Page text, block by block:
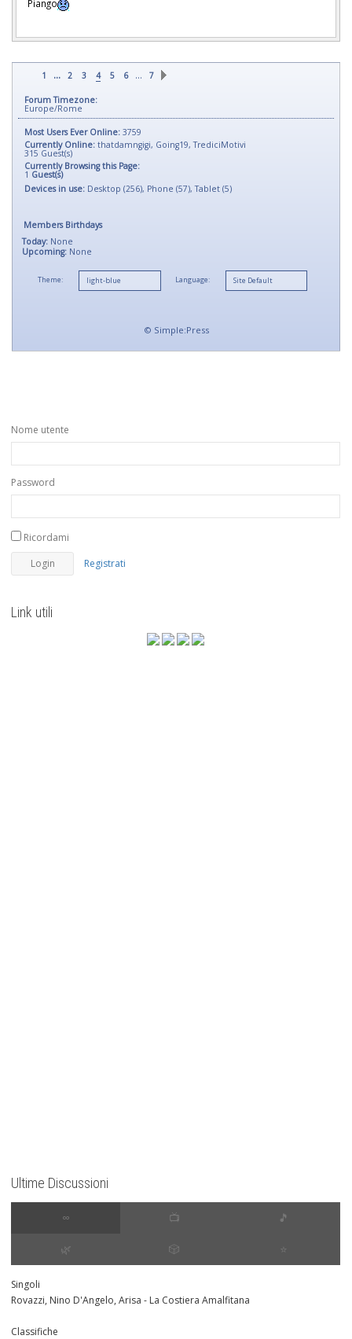
Piango
1 ... 2 3 4 5 6 … 7
Forum Timezone:
Europe/Rome
Most Users Ever Online: 3759
Currently Online: thatdamngigi, Going19,TrediciMotivi
315 Guest(s)
Currently Browsing this Page:
1 Guest(s)
Devices in use: Desktop (256), Phone (57), Tablet (5)
Members Birthdays
Today: None
Upcoming: None
Theme: Language:
© Simple:Press
Nome utente
Password
Ricordami
Registrati
Link utili
Ultime Discussioni
∞ 📺 🎵
🌿 🎲 ⭐️
Singoli
Rovazzi, Nino D'Angelo, Arisa - La Costiera Amalfitana
Classifiche